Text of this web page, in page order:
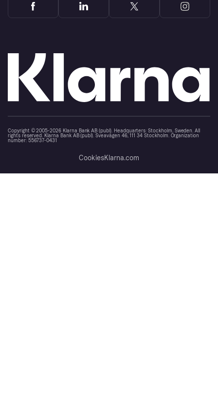
Copyright © 2005-2026 Klarna Bank AB (publ). Headquarters: Stockholm, Sweden. All
rights reserved. Klarna Bank AB (publ). Sveavägen 46, 111 34 Stockholm. Organization
number: 556737-0431
CookiesKlarna.com